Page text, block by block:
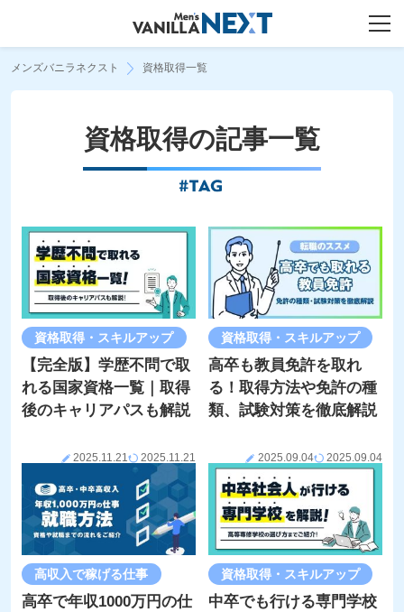
メンズバニラネクスト 資格取得一覧
資格取得の記事一覧
資格取得・スキルアップ
【完全版】学歴不問で取
れる国家資格一覧｜取得
後のキャリアパスも解説
2025.11.21 2025.11.21
資格取得・スキルアップ
高卒も教員免許を取れ
る！取得方法や免許の種
類、試験対策を徹底解説
2025.09.04 2025.09.04
高収入で稼げる仕事
高卒で年収1000万円の仕
資格取得・スキルアップ
中卒でも行ける専門学校